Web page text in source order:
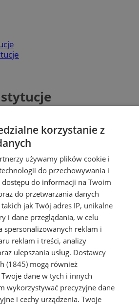
instytucjew mieście Żory.
kontaktowe
Dziecka, Wydział
czy schronisko.
Nadzoru
korzystanie z
używamy plików cookie i
do przechowywania i
dostępu do informacji na Twoim
do przetwarzania danych
jak Twój adres IP, unikalne
i dane przeglądania, w celu
spersonalizowanych reklam i
reklam i treści, analizy
ulepszania usług. Dostawcy
(1845) mogą również
dane w tych i innych
wykorzystywać precyzyjne dane
i cechy urządzenia. Twoje